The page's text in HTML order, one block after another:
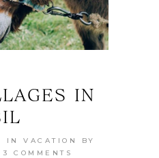
IN
IN VACATION
BY
3 COMMENTS